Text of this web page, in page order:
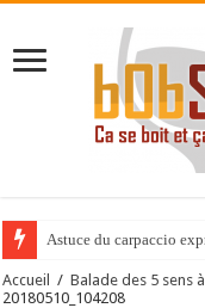
Astuce du carpaccio
Accueil / Balade des 5 sens
20180510_104208